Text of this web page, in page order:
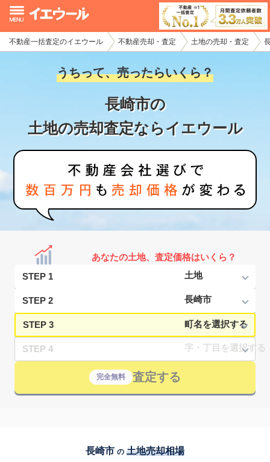
不動産一括査定のイエウール 不動産売却・査定 土地の売却・査定
うちって、売ったらいくら？
長崎市の
土地の売却査定ならイエウール
あなたの土地、査定価格はいくら？
STEP 1
STEP 2
STEP 3
STEP 4
完全無料 査定する
長崎市 の 土地売却相場
イエウール加盟希望の不動産会社様
初めての方へ
不動産の売却・一括査定
家査定シミュレーター
お問い合わせ